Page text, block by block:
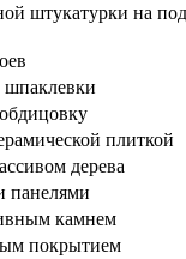
штукатурки на
шпаклевки
плиткой
дерева
панелями
камнем
покрытием